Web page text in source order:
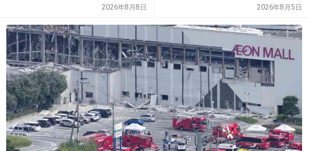
2026年8月8日 2026年8月5日